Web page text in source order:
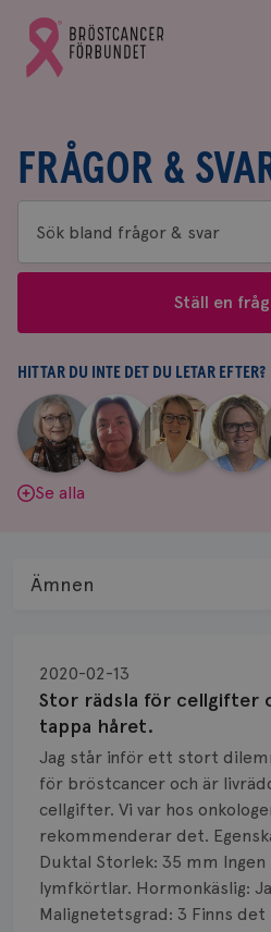
Gå
till
Bröstcancerförbundets
FRÅGOR &
Sök
bland
&
svar
Ställ en
HITTAR DU INTE DET DU LETAR EFTER?
Aina
Johnsson
|
Anne
Andersson
Fredrika
Killander
|
Jeanette
Bäcklund
|
Se alla
Stor rädsla för cellgifter
tappa håret.
2020-02-13
Jag står inför ett stort
för bröstcancer och är
cellgifter. Vi var hos
rekommenderar det.
Duktal Storlek: 35 mm
lymfkörtlar. Hormonkäslig:
Malignetetsgrad: 3 Finns det
Ämnen
Biopsi
Biverkningar
Bröstvårta
Knöl
Läkemedel